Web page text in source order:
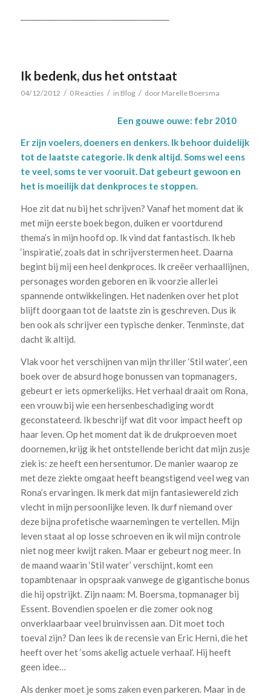
Ik bedenk, dus het ontstaat
04/12/2012 / 0 Reacties / in Blog / door Marelle Boersma
Een gouwe ouwe: febr 2010
Er zijn voelers, doeners en denkers. Ik behoor duidelijk
tot de laatste categorie. Ik denk altijd. Soms wel eens
te veel, soms te ver vooruit. Dat gebeurt gewoon en
het is moeilijk dat denkproces te stoppen.
Hoe zit dat nu bij het schrijven? Vanaf het moment dat ik
met mijn eerste boek begon, duiken er voortdurend
thema’s in mijn hoofd op. Ik vind dat fantastisch. Ik heb
‘inspiratie’, zoals dat in schrijverstermen heet. Daarna
begint bij mij een heel denkproces. Ik creëer verhaallijnen,
personages worden geboren en ik voorzie allerlei
spannende ontwikkelingen. Het nadenken over het plot
blijft doorgaan tot de laatste zin is geschreven. Dus ik
ben ook als schrijver een typische denker. Tenminste, dat
dacht ik altijd.
Vlak voor het verschijnen van mijn thriller ‘Stil water’, een
boek over de absurd hoge bonussen van topmanagers,
gebeurt er iets opmerkelijks. Het verhaal draait om Rona,
een vrouw bij wie een hersenbeschadiging wordt
geconstateerd. Ik beschrijf wat dit voor impact heeft op
haar leven. Op het moment dat ik de drukproeven moet
doornemen, krijg ik het ontstellende bericht dat mijn zusje
ziek is: ze heeft een hersentumor. De manier waarop ze
met deze ziekte omgaat heeft beangstigend veel weg van
Rona’s ervaringen. Ik merk dat mijn fantasiewereld zich
vlecht in mijn persoonlijke leven. Ik durf niemand over
deze bijna profetische waarnemingen te vertellen. Mijn
leven staat al op losse schroeven en ik wil mijn controle
niet nog meer kwijt raken. Maar er gebeurt nog meer. In
de maand waarin ‘Stil water’ verschijnt, komt een
topambtenaar in opspraak vanwege de gigantische bonus
die hij opstrijkt. Zijn naam: M. Boersma, topmanager bij
Essent. Bovendien spoelen er die zomer ook nog
onverklaarbaar veel bruinvissen aan. Dit moet toch
toeval zijn? Dan lees ik de recensie van Eric Herni, die het
heeft over het ‘soms akelig actuele verhaal’. Hij heeft
geen idee…
Als denker moet je soms zaken even parkeren. Maar in de